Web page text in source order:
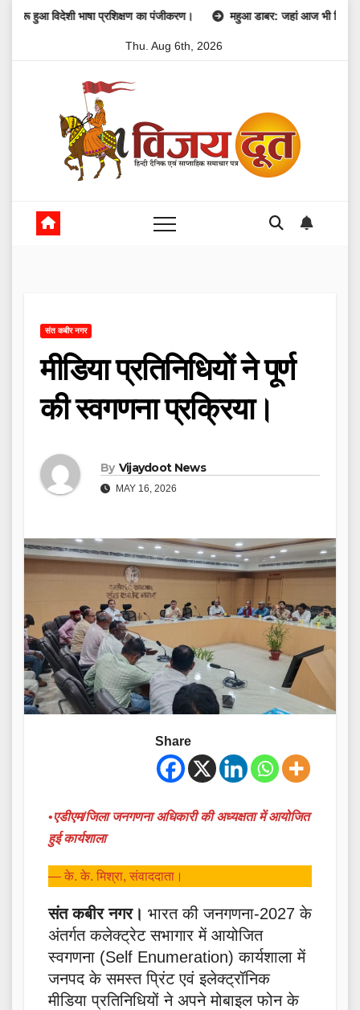
Skip
विदेशी भाषा प्रशिक्षण का पंजीकरण। महुआ डाबर: जहां आज भी जिंदा है 1857
Thu. Aug 6th, 2026
संत कबीर नगर
मीडिया प्रतिनिधियों ने पूर्ण
की स्वगणना प्रक्रिया।
By Vijaydoot News
MAY 16, 2026
Share
•एडीएम/जिला जनगणना अधिकारी की अध्यक्षता में आयोजित
हुई कार्यशाला
— के. के. मिश्रा, संवाददाता।
संत कबीर नगर। भारत की जनगणना-2027 के
अंतर्गत कलेक्ट्रेट सभागार में आयोजित
स्वगणना (Self Enumeration) कार्यशाला में
जनपद के समस्त प्रिंट एवं इलेक्ट्रॉनिक
मीडिया प्रतिनिधियों ने अपने मोबाइल फोन के